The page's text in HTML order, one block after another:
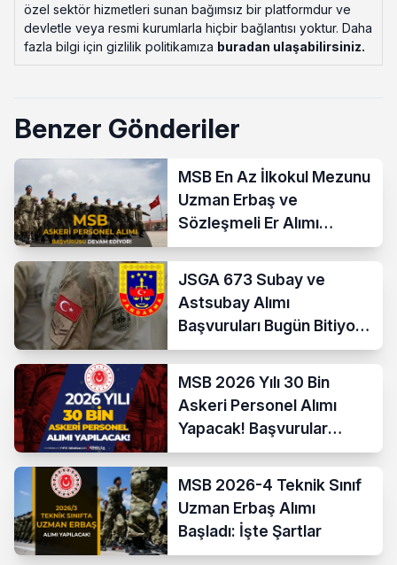
özel sektör hizmetleri sunan bağımsız bir platformdur ve
devletle veya resmi kurumlarla hiçbir bağlantısı yoktur. Daha
fazla bilgi için gizlilik politikamıza buradan ulaşabilirsiniz.
Benzer Gönderiler
MSB En Az İlkokul Mezunu
Uzman Erbaş ve
Sözleşmeli Er Alımı
Devam Ediyor
JSGA 673 Subay ve
Astsubay Alımı
Başvuruları Bugün Bitiyor!
İşte Şartlar ve
MSB 2026 Yılı 30 Bin
Askeri Personel Alımı
Yapacak! Başvurular
Başladı
MSB 2026-4 Teknik Sınıf
Uzman Erbaş Alımı
Başladı: İşte Şartlar